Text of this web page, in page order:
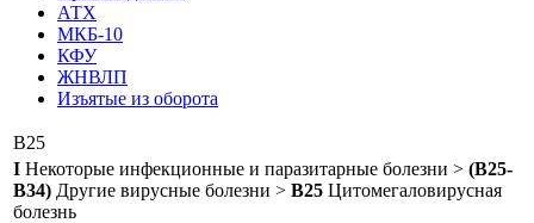
АТХ
МКБ-10
КФУ
ЖНВЛП
Изъятые из оборота
B25
I Некоторые инфекционные и паразитарные болезни > (B25-
B34) Другие вирусные болезни > B25 Цитомегаловирусная
болезнь